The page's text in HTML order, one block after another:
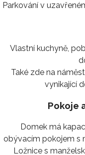
Parkování v
Vlastní kuchyně,
Také zde na
vynikající
Pokoje
Domek má
obývacím pokojem s
Ložnice s